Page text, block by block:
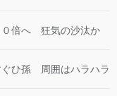
倍へ 狂気の沙汰か
ひ孫 周囲はハラハラ